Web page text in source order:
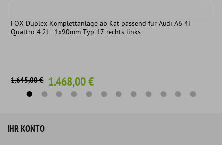
FOX Duplex Komplettanlage ab Kat passend für Audi A6 4F
Quattro 4.2l - 1x90mm Typ 17 rechts links
1.645,00 € 1.468,00 €
IHR KONTO